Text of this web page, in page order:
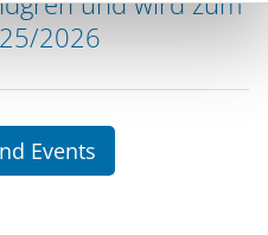
2026
Events